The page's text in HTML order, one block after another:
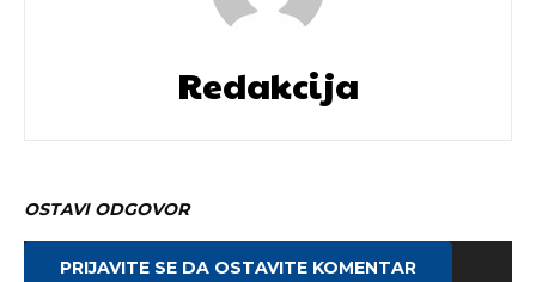
Redakcija
OSTAVI ODGOVOR
PRIJAVITE SE DA OSTAVITE KOMENTAR